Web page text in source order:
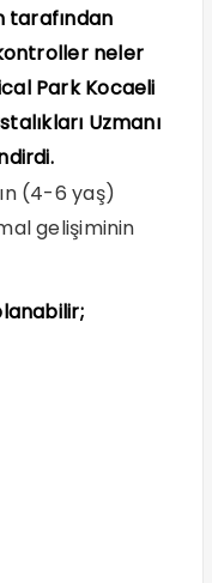
tarafından
neler
Park Kocaeli
Uzmanı
(4-6 yaş)
gelişiminin